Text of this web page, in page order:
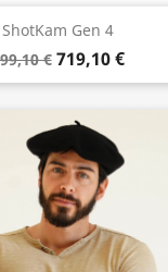
ShotKam Gen 4
€ 719,10 €
Vista rápida